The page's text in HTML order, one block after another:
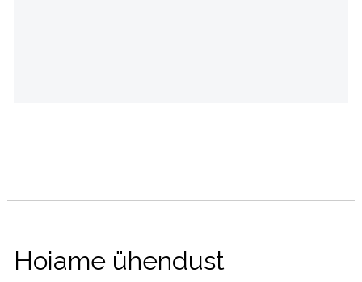
Hoiame ühendust